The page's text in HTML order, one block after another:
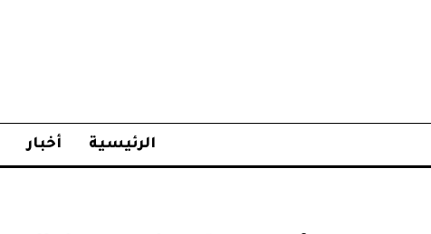
الرئيسية أخبار